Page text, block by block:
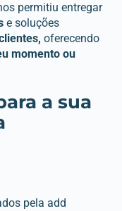
permitiu entregar
e soluções
oferecendo
momento ou
a sua
pela add